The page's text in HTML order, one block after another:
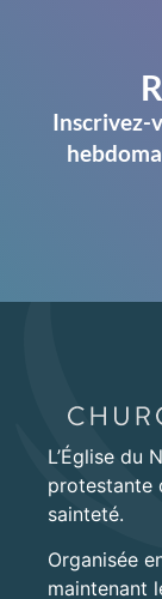
Inscrivez-
L’Église du
protestante
sainteté.
Organisée
maintenant